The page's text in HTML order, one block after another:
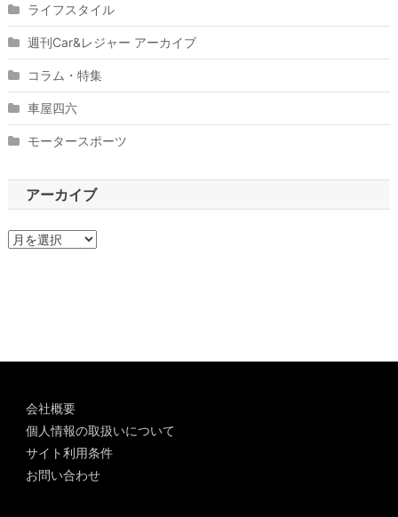
ライフスタイル
週刊Car&レジャー アーカイブ
コラム・特集
車屋四六
モータースポーツ
アーカイブ
ア
会社概要
個人情報の取扱いについて
サイト利用条件
お問い合わせ